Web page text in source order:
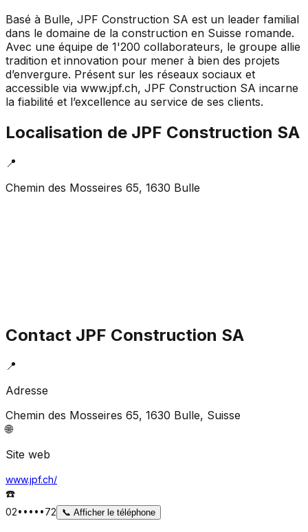
Basé à Bulle, JPF Construction SA est un leader familial
dans le domaine de la construction en Suisse romande.
Avec une équipe de 1'200 collaborateurs, le groupe allie
tradition et innovation pour mener à bien des projets
d’envergure. Présent sur les réseaux sociaux et
accessible via www.jpf.ch, JPF Construction SA incarne
la fiabilité et l’excellence au service de ses clients.
Localisation de JPF Construction SA
📍
Chemin des Mosseires 65, 1630 Bulle
Contact JPF Construction SA
📍
Adresse
Chemin des Mosseires 65, 1630 Bulle, Suisse
🌐
Site web
www.jpf.ch/
☎️
02•••••72 📞 Afficher le téléphone